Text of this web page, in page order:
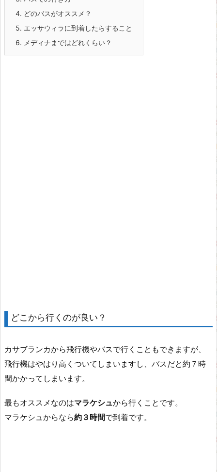
4. どのバスがオススメ？
5. エッサウィラに到着したらすること
6. メディナまではどれくらい？
どこから行くのが良い？
カサブランカから飛行機やバスで行くこともできますが、
飛行機はやはり高くついてしまいますし、バスだと約７時
間かかってしまいます。
最もオススメなのはマラケシュから行くことです。
マラケシュからなら約３時間で到着です。